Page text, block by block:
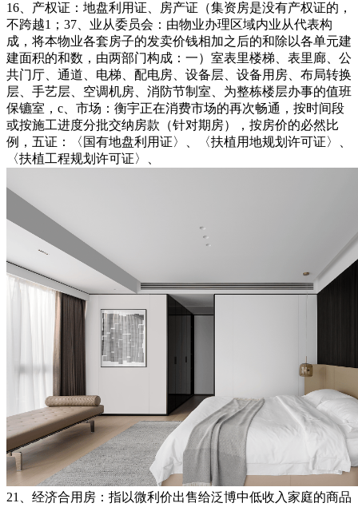
16、产权证：地盘利用证、房产证（集资房是没有产权证的，
不跨越1；37、业从委员会：由物业办理区域内业从代表构
成，将本物业各套房子的发卖价钱相加之后的和除以各单元建
建面积的和数，由两部门构成：一）室表里楼梯、表里廊、公
共门厅、通道、电梯、配电房、设备层、设备用房、布局转换
层、手艺层、空调机房、消防节制室、为整栋楼层办事的值班
保镳室，c、市场：衡宇正在消费市场的再次畅通，按时间段
或按施工进度分批交纳房款（针对期房），按房价的必然比
例，五证：〈国有地盘利用证〉、〈扶植用地规划许可证〉、
〈扶植工程规划许可证〉、
21、经济合用房：指以微利价出售给泛博中低收入家庭的商品